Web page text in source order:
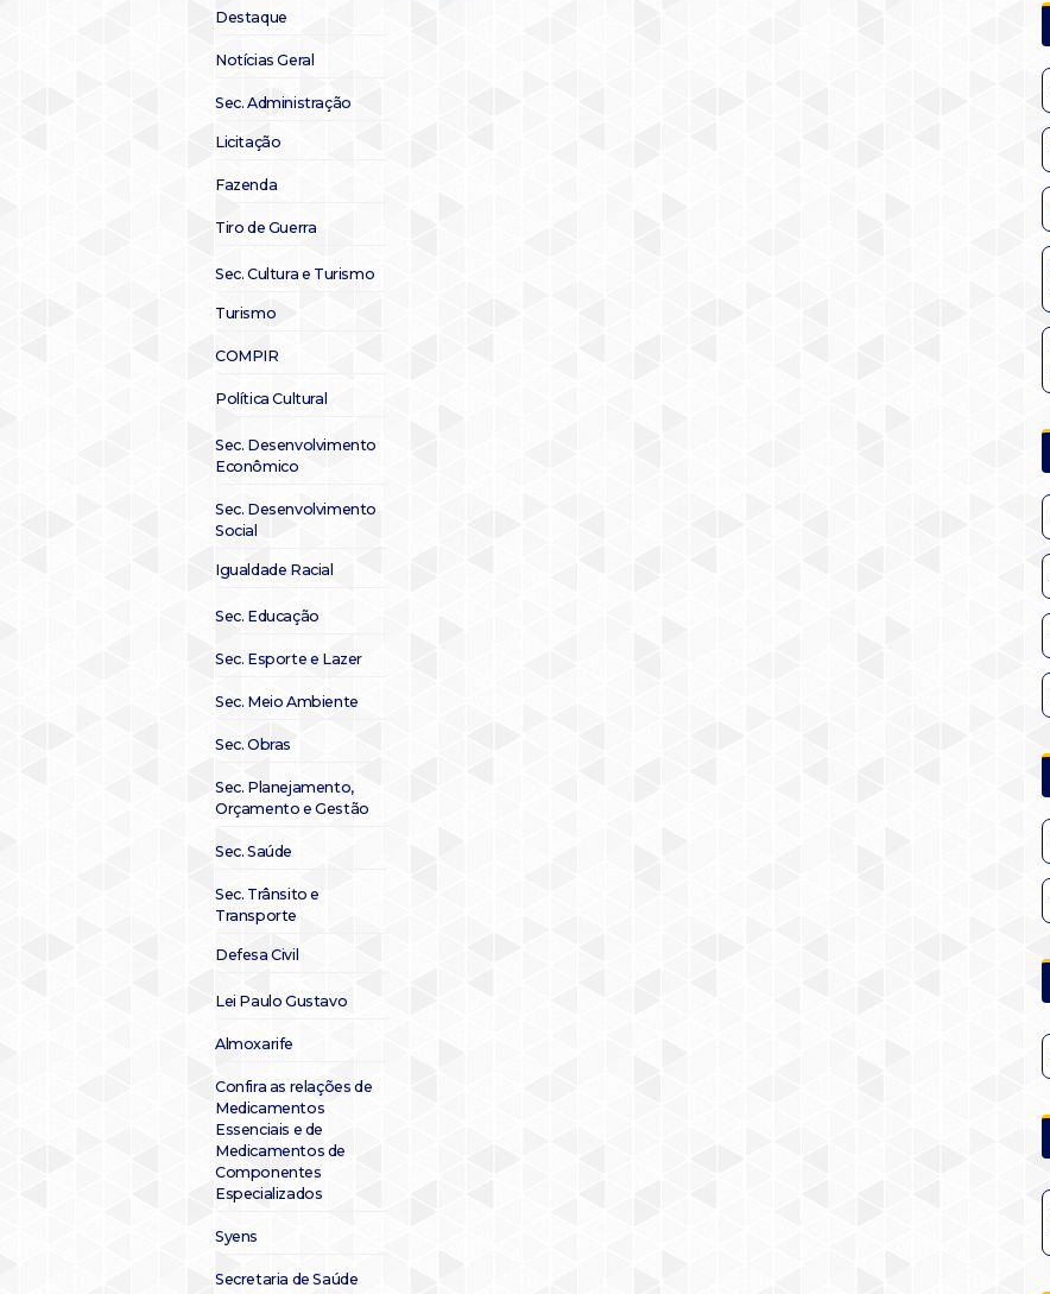
Destaque
Notícias Geral
Sec. Administração
Licitação
Fazenda
Tiro de Guerra
Sec. Cultura e Turismo
Turismo
COMPIR
Política Cultural
Sec. Desenvolvimento
Econômico
Sec. Desenvolvimento
Social
Igualdade Racial
Sec. Educação
Sec. Esporte e Lazer
Sec. Meio Ambiente
Sec. Obras
Sec. Planejamento,
Orçamento e Gestão
Sec. Saúde
Sec. Trânsito e
Transporte
Defesa Civil
Lei Paulo Gustavo
Almoxarife
Confira as relações de
Medicamentos
Essenciais e de
Medicamentos de
Componentes
Especializados
Syens
Secretaria de Saúde